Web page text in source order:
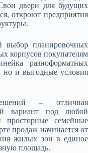
двери для будущих
откроют предприятия
выбор планировочных
корпусов покупателям
разноформатных
и выгодные условия
– отличная
вариант под любой
семейные
продаж начинается от
жилых зон в единое
площадь.